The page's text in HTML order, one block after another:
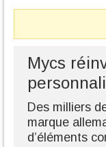
Mycs
Des milliers
marque
d’éléments